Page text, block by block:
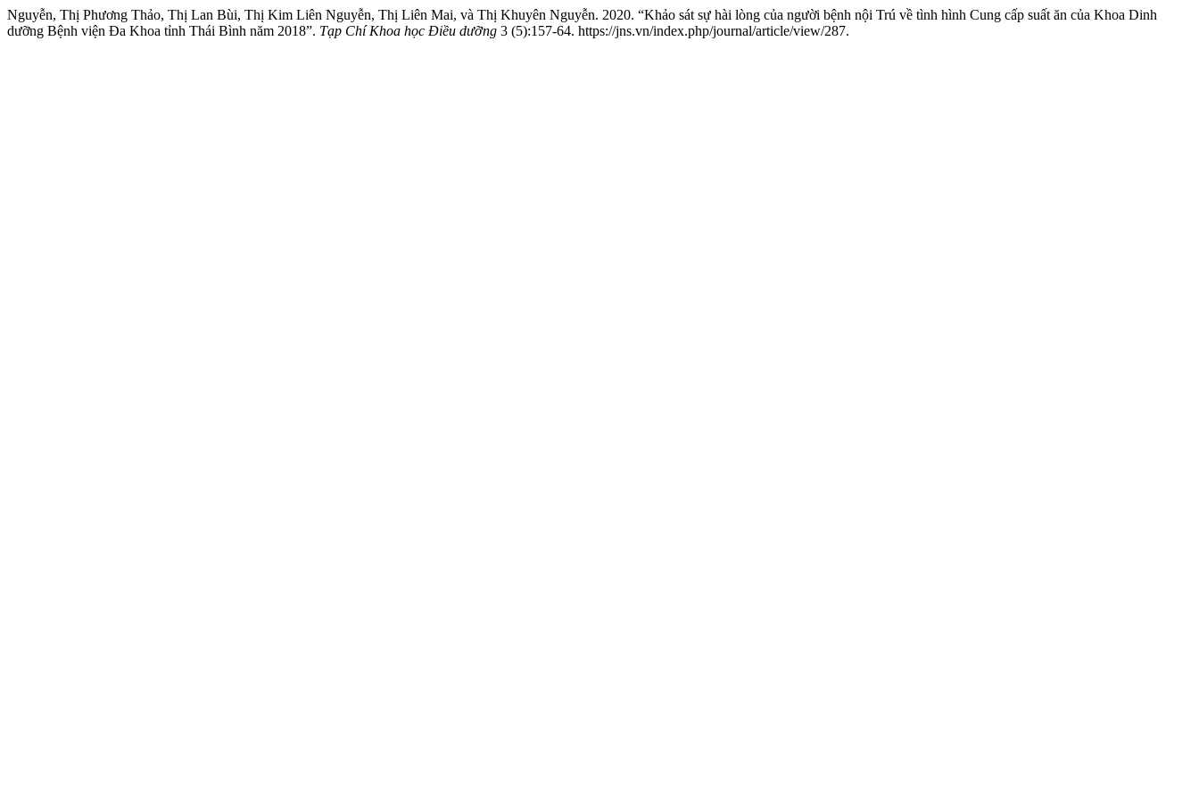
Nguyễn, Thị Phương Thảo, Thị Lan Bùi, Thị Kim Liên Nguyễn, Thị Liên Mai, và Thị Khuyên Nguyễn. 2020. “Khảo sát sự hài lòng của người bệnh nội Trú về tình hình Cung cấp suất ăn của Khoa Dinh
dưỡng Bệnh viện Đa Khoa tỉnh Thái Bình năm 2018”. Tạp Chí Khoa học Điều dưỡng 3 (5):157-64. https://jns.vn/index.php/journal/article/view/287.